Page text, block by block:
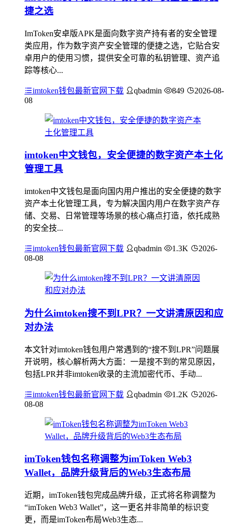
捷之选
ImToken安卓版APK是面向数字资产持有者的安全管理
类应用，作为数字资产安全管理的便捷之选，它贴合安
卓用户的使用习惯，提供安全可靠的私钥管理、资产追
踪等核心...
imtoken钱包最新官网下载 qbadmin 849
2026-08-
08
imtoken中文钱包，安全便捷的数字资产本土化
管理工具
imtoken中文钱包是面向国内用户推出的安全便捷的数字
资产本土化管理工具，专为解决国内用户在数字资产存
储、交易、日常管理等场景的核心痛点打造，依托成熟
的安全技...
imtoken钱包最新官网下载 qbadmin 1.3K
2026-
08-08
为什么imtoken搜不到LPR？一文讲清原因和应
对办法
本文针对imtoken钱包用户常遇到的“搜不到LPR”问题展
开说明，核心解析两大方面：一是搜不到的常见原因，
包括LPR并非imtoken收录的主流加密代币、手动...
imtoken钱包最新官网下载 qbadmin 1.2K
2026-
08-08
imToken钱包名称调整为imToken Web3
Wallet，品牌升级背后的Web3生态布局
近期，imToken钱包完成品牌升级，正式将名称调整为
“imToken Web3 Wallet”，这一更名并非简单的标识变
更，而是imToken布局Web3生态...